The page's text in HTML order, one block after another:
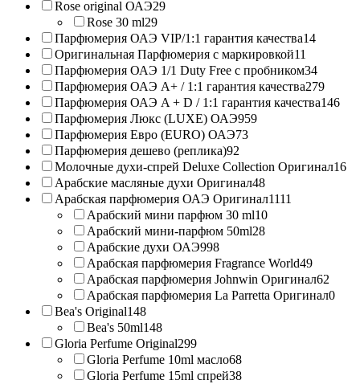
Rose original ОАЭ29
Rose 30 ml29
Парфюмерия ОАЭ VIP/1:1 гарантия качества14
Оригинальная Парфюмерия с маркировкой11
Парфюмерия ОАЭ 1/1 Duty Free с пробником34
Парфюмерия ОАЭ A+ / 1:1 гарантия качества279
Парфюмерия ОАЭ A + D / 1:1 гарантия качества146
Парфюмерия Люкс (LUXE) ОАЭ959
Парфюмерия Евро (EURO) ОАЭ73
Парфюмерия дешево (реплика)92
Молочные духи-спрей Deluxe Collection Оригинал16
Арабские масляные духи Оригинал48
Арабская парфюмерия ОАЭ Оригинал1111
Арабский мини парфюм 30 ml10
Арабский мини-парфюм 50ml28
Арабские духи ОАЭ998
Арабская парфюмерия Fragrance World49
Арабская парфюмерия Johnwin Оригинал62
Арабская парфюмерия La Parretta Оригинал0
Bea's Original148
Bea's 50ml148
Gloria Perfume Original299
Gloria Perfume 10ml масло68
Gloria Perfume 15ml спрей38